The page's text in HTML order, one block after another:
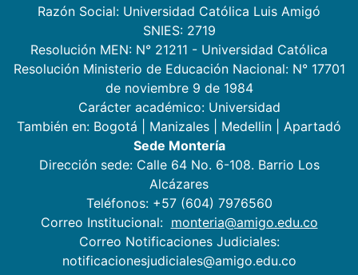
Razón Social: Universidad Católica Luis Amigó
SNIES: 2719
Resolución MEN: N° 21211 - Universidad Católica
Resolución Ministerio de Educación Nacional: N° 17701
de noviembre 9 de 1984
Carácter académico: Universidad
También en: Bogotá Manizales Medellin
Apartadó
Sede Montería
Dirección sede: Calle 64 No. 6-108. Barrio Los
Alcázares
Teléfonos: +57 (604) 7976560
Correo Institucional: monteria@amigo.edu.co
Correo Notificaciones Judiciales:
notificacionesjudiciales@amigo.edu.co